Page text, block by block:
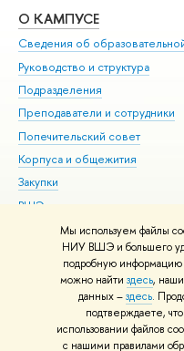
Мы используем файлы
НИУ ВШЭ и большего
подробную информацию
можно найти здесь, наши
данных –здесь.
подтверждаете,
использовании файлов
с нашими правилами
О КАМПУСЕ
Сведения об
Руководство и структура
Подразделения
Преподаватели и сотрудники
Попечительский совет
Корпуса и общежития
Закупки
ВШЭ для студентов с
здоровья и инвалидностью
Версия для слабовидящих
Единая платежная страница
© НИУ ВШЭ 1993–2026
материалов Политика